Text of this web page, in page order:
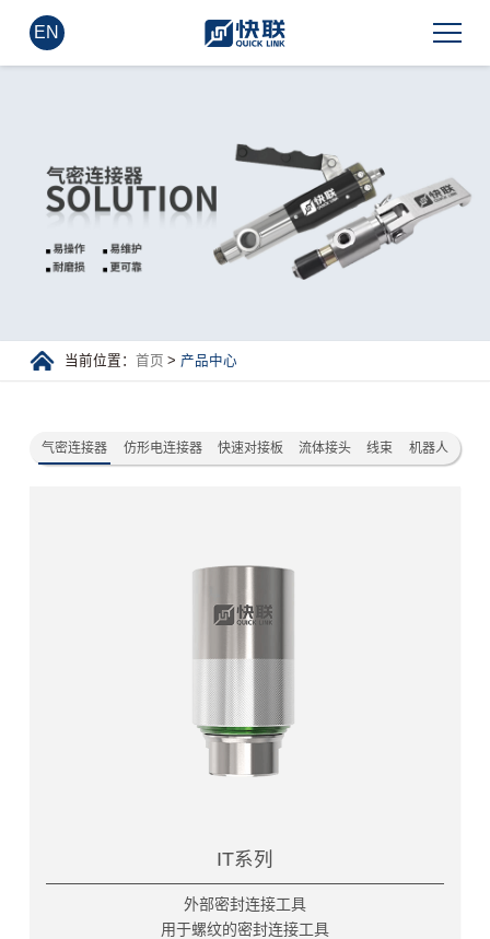
EN
当前位置：首页 > 产品中心
气密连接器 仿形电连接器 快速对接板 流体接头 线束 机器人
IT系列
外部密封连接工具
用于螺纹的密封连接工具